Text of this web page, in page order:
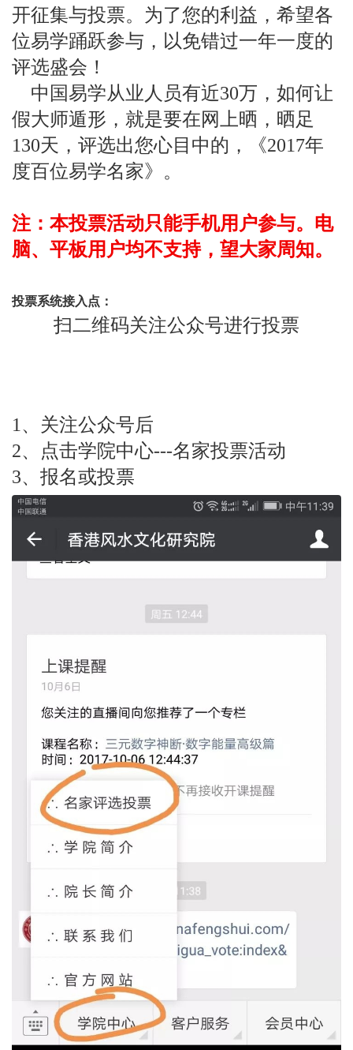
开征集与投票。为了您的利益，希望各
位易学踊跃参与，以免错过一年一度的
评选盛会！
中国易学从业人员有近30万，如何让
假大师遁形，就是要在网上晒，晒足
130天，评选出您心目中的，《2017年
度百位易学名家》。
注：本投票活动只能手机用户参与。电
脑、平板用户均不支持，望大家周知。
投票系统接入点：
扫二维码关注公众号进行投票
1、关注公众号后
2、点击学院中心---名家投票活动
3、报名或投票